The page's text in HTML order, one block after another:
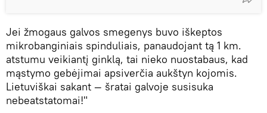
Jei žmogaus galvos smegenys buvo iškeptos
mikrobanginiais spinduliais, panaudojant tą 1 km.
atstumu veikiantį ginklą, tai nieko nuostabaus, kad
mąstymo gebėjimai apsiverčia aukštyn kojomis.
Lietuviškai sakant — šratai galvoje susisuka
nebeatstatomai!"